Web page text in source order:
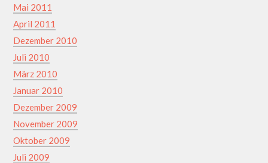
Mai 2011
April 2011
Dezember 2010
Juli 2010
März 2010
Januar 2010
Dezember 2009
November 2009
Oktober 2009
Juli 2009